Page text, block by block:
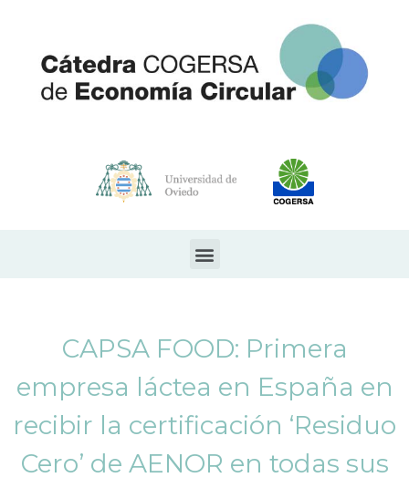
CAPSA FOOD: Primera
empresa láctea en España en
recibir la certificación ‘Residuo
Cero’ de AENOR en todas sus